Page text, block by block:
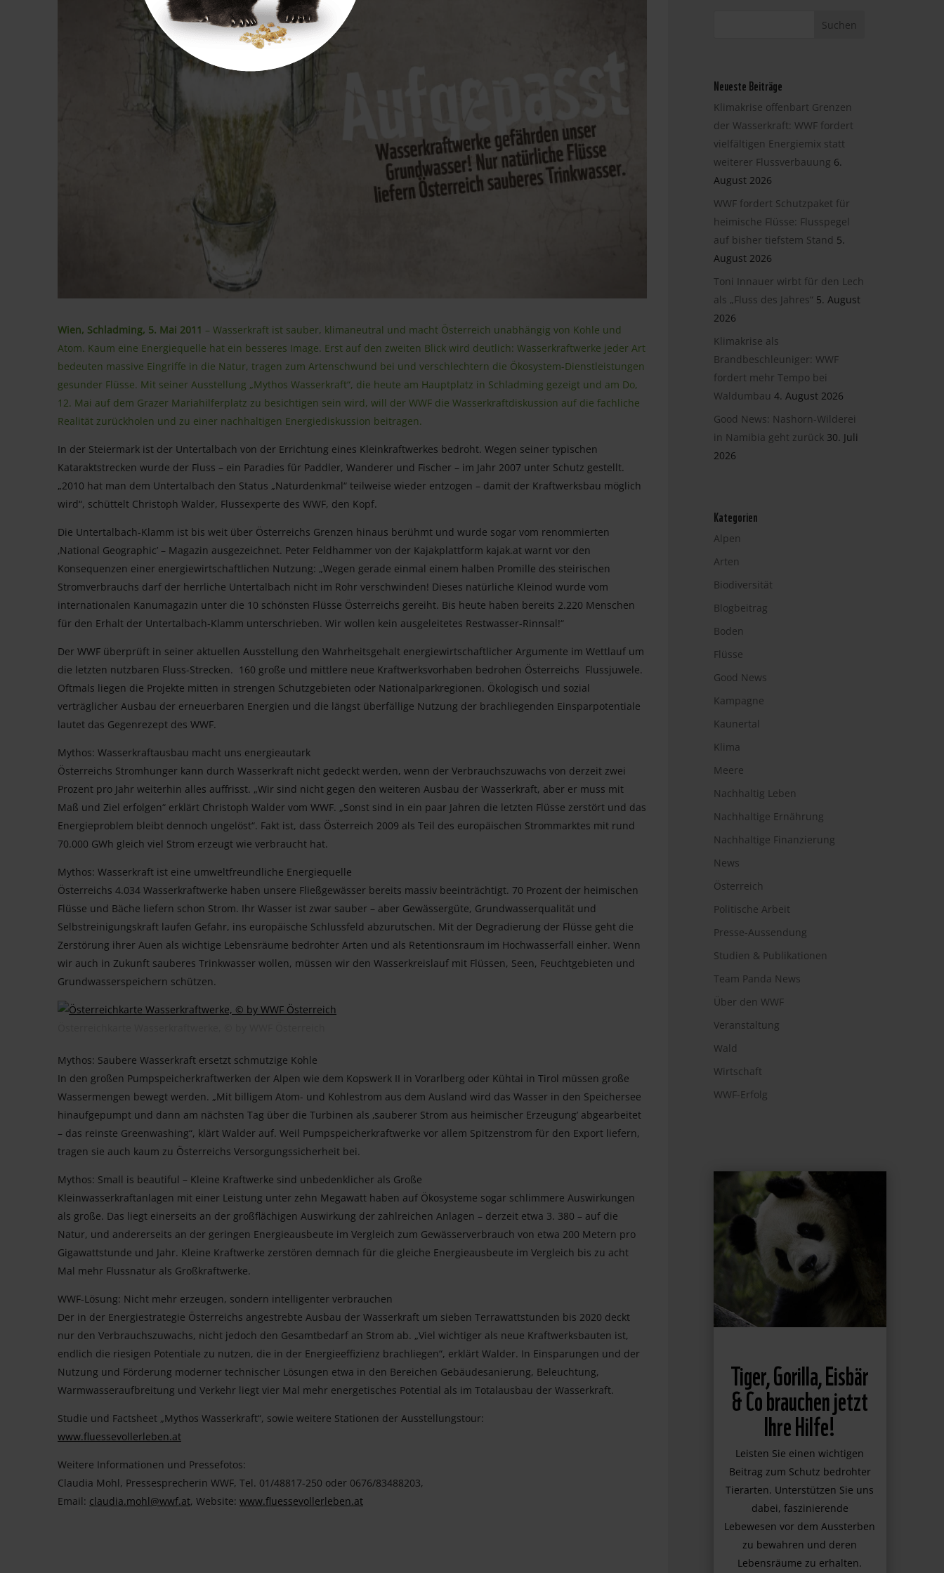
Wien, Schladming, 5. Mai 2011 – Wasserkraft ist sauber, klimaneutral und macht Österreich unabhängig von Kohle und
Atom. Kaum eine Energiequelle hat ein besseres Image. Erst auf den zweiten Blick wird deutlich: Wasserkraftwerke jeder Art
bedeuten massive Eingriffe in die Natur, tragen zum Artenschwund bei und verschlechtern die Ökosystem-Dienstleistungen
gesunder Flüsse. Mit seiner Ausstellung „Mythos Wasserkraft“, die heute am Hauptplatz in Schladming gezeigt und am Do,
12. Mai auf dem Grazer Mariahilferplatz zu besichtigen sein wird, will der WWF die Wasserkraftdiskussion auf die fachliche
Realität zurückholen und zu einer nachhaltigen Energiediskussion beitragen.
In der Steiermark ist der Untertalbach von der Errichtung eines Kleinkraftwerkes bedroht. Wegen seiner typischen
Kataraktstrecken wurde der Fluss – ein Paradies für Paddler, Wanderer und Fischer – im Jahr 2007 unter Schutz gestellt.
„2010 hat man dem Untertalbach den Status „Naturdenkmal“ teilweise wieder entzogen – damit der Kraftwerksbau möglich
wird“, schüttelt Christoph Walder, Flussexperte des WWF, den Kopf.
Die Untertalbach-Klamm ist bis weit über Österreichs Grenzen hinaus berühmt und wurde sogar vom renommierten
‚National Geographic’ – Magazin ausgezeichnet. Peter Feldhammer von der Kajakplattform kajak.at warnt vor den
Konsequenzen einer energiewirtschaftlichen Nutzung: „Wegen gerade einmal einem halben Promille des steirischen
Stromverbrauchs darf der herrliche Untertalbach nicht im Rohr verschwinden! Dieses natürliche Kleinod wurde vom
internationalen Kanumagazin unter die 10 schönsten Flüsse Österreichs gereiht. Bis heute haben bereits 2.220 Menschen
für den Erhalt der Untertalbach-Klamm unterschrieben. Wir wollen kein ausgeleitetes Restwasser-Rinnsal!“
Der WWF überprüft in seiner aktuellen Ausstellung den Wahrheitsgehalt energiewirtschaftlicher Argumente im Wettlauf um
die letzten nutzbaren Fluss-Strecken. 160 große und mittlere neue Kraftwerksvorhaben bedrohen Österreichs Flussjuwele.
Oftmals liegen die Projekte mitten in strengen Schutzgebieten oder Nationalparkregionen. Ökologisch und sozial
verträglicher Ausbau der erneuerbaren Energien und die längst überfällige Nutzung der brachliegenden Einsparpotentiale
lautet das Gegenrezept des WWF.
Mythos: Wasserkraftausbau macht uns energieautark
Österreichs Stromhunger kann durch Wasserkraft nicht gedeckt werden, wenn der Verbrauchszuwachs von derzeit zwei
Prozent pro Jahr weiterhin alles auffrisst. „Wir sind nicht gegen den weiteren Ausbau der Wasserkraft, aber er muss mit
Maß und Ziel erfolgen“ erklärt Christoph Walder vom WWF. „Sonst sind in ein paar Jahren die letzten Flüsse zerstört und das
Energieproblem bleibt dennoch ungelöst“. Fakt ist, dass Österreich 2009 als Teil des europäischen Strommarktes mit rund
70.000 GWh gleich viel Strom erzeugt wie verbraucht hat.
Mythos: Wasserkraft ist eine umweltfreundliche Energiequelle
Österreichs 4.034 Wasserkraftwerke haben unsere Fließgewässer bereits massiv beeinträchtigt. 70 Prozent der heimischen
Flüsse und Bäche liefern schon Strom. Ihr Wasser ist zwar sauber – aber Gewässergüte, Grundwasserqualität und
Selbstreinigungskraft laufen Gefahr, ins europäische Schlussfeld abzurutschen. Mit der Degradierung der Flüsse geht die
Zerstörung ihrer Auen als wichtige Lebensräume bedrohter Arten und als Retentionsraum im Hochwasserfall einher. Wenn
wir auch in Zukunft sauberes Trinkwasser wollen, müssen wir den Wasserkreislauf mit Flüssen, Seen, Feuchtgebieten und
Grundwasserspeichern schützen.
Mythos: Saubere Wasserkraft ersetzt schmutzige Kohle
In den großen Pumpspeicherkraftwerken der Alpen wie dem Kopswerk II in Vorarlberg oder Kühtai in Tirol müssen große
Wassermengen bewegt werden. „Mit billigem Atom- und Kohlestrom aus dem Ausland wird das Wasser in den Speichersee
hinaufgepumpt und dann am nächsten Tag über die Turbinen als ‚sauberer Strom aus heimischer Erzeugung’ abgearbeitet
– das reinste Greenwashing“, klärt Walder auf. Weil Pumpspeicherkraftwerke vor allem Spitzenstrom für den Export liefern,
tragen sie auch kaum zu Österreichs Versorgungssicherheit bei.
Mythos: Small is beautiful – Kleine Kraftwerke sind unbedenklicher als Große
Kleinwasserkraftanlagen mit einer Leistung unter zehn Megawatt haben auf Ökosysteme sogar schlimmere Auswirkungen
als große. Das liegt einerseits an der großflächigen Auswirkung der zahlreichen Anlagen – derzeit etwa 3. 380 – auf die
Natur, und andererseits an der geringen Energieausbeute im Vergleich zum Gewässerverbrauch von etwa 200 Metern pro
Gigawattstunde und Jahr. Kleine Kraftwerke zerstören demnach für die gleiche Energieausbeute im Vergleich bis zu acht
Mal mehr Flussnatur als Großkraftwerke.
WWF-Lösung: Nicht mehr erzeugen, sondern intelligenter verbrauchen
Der in der Energiestrategie Österreichs angestrebte Ausbau der Wasserkraft um sieben Terrawattstunden bis 2020 deckt
nur den Verbrauchszuwachs, nicht jedoch den Gesamtbedarf an Strom ab. „Viel wichtiger als neue Kraftwerksbauten ist,
endlich die riesigen Potentiale zu nutzen, die in der Energieeffizienz brachliegen“, erklärt Walder. In Einsparungen und der
Nutzung und Förderung moderner technischer Lösungen etwa in den Bereichen Gebäudesanierung, Beleuchtung,
Warmwasseraufbreitung und Verkehr liegt vier Mal mehr energetisches Potential als im Totalausbau der Wasserkraft.
Studie und Factsheet „Mythos Wasserkraft“, sowie weitere Stationen der Ausstellungstour:
www.fluessevollerleben.at
Weitere Informationen und Pressefotos:
Claudia Mohl, Pressesprecherin WWF, Tel. 01/48817-250 oder 0676/83488203,
Email: claudia.mohl@wwf.at, Website: www.fluessevollerleben.at
Neueste Beiträge
Klimakrise offenbart Grenzen
der Wasserkraft: WWF fordert
vielfältigen Energiemix statt
weiterer Flussverbauung 6.
August 2026
WWF fordert Schutzpaket für
heimische Flüsse: Flusspegel
auf bisher tiefstem Stand 5.
August 2026
Toni Innauer wirbt für den Lech
als „Fluss des Jahres“ 5. August
2026
Klimakrise als
Brandbeschleuniger: WWF
fordert mehr Tempo bei
Waldumbau 4. August 2026
Good News: Nashorn-Wilderei
in Namibia geht zurück 30. Juli
2026
Kategorien
Alpen
Arten
Biodiversität
Blogbeitrag
Boden
Flüsse
Good News
Kampagne
Kaunertal
Klima
Meere
Nachhaltig Leben
Nachhaltige Ernährung
Nachhaltige Finanzierung
News
Österreich
Politische Arbeit
Presse-Aussendung
Studien & Publikationen
Team Panda News
Über den WWF
Veranstaltung
Wald
Wirtschaft
WWF-Erfolg
Tiger, Gorilla, Eisbär
& Co brauchen jetzt
Ihre Hilfe!
Leisten Sie einen wichtigen
Beitrag zum Schutz bedrohter
Tierarten. Unterstützen Sie uns
dabei, faszinierende
Lebewesen vor dem Aussterben
zu bewahren und deren
Lebensräume zu erhalten.